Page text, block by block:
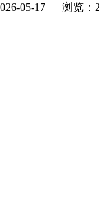
05-17 浏览：